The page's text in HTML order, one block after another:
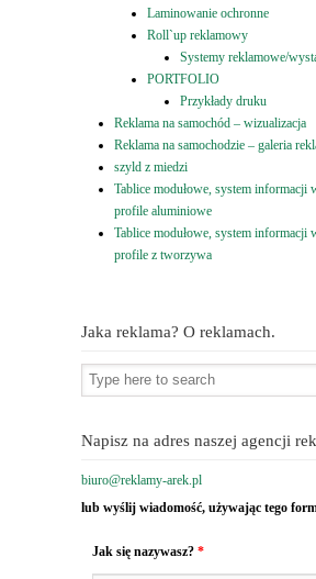
Laminowanie ochronne
Roll`up reklamowy
Systemy reklamowe/
PORTFOLIO
Przykłady druku
Reklama na samochód – wizualizacja
Reklama na samochodzie – galeria
szyld z miedzi
Tablice modułowe, system informacji
profile aluminiowe
Tablice modułowe, system informacji
profile z tworzywa
Jaka reklama? O reklamach.
Napisz na adres naszej agencji
biuro@reklamy-arek.pl
lub wyślij wiadomość, używając tego
Jak się nazywasz? *